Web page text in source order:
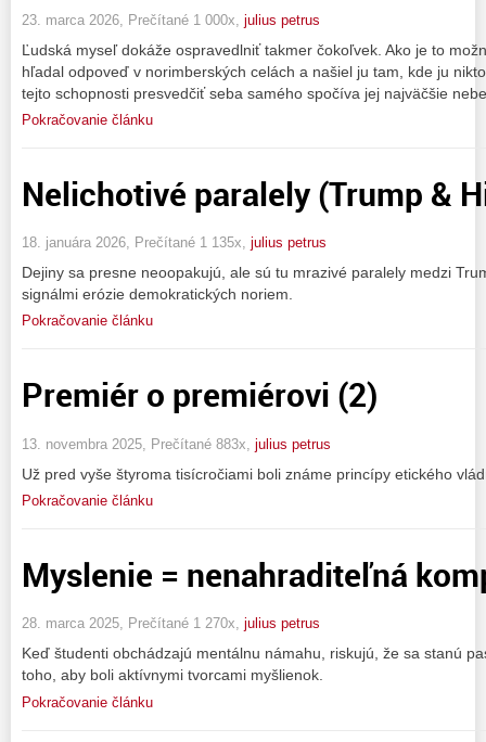
23. marca 2026, Prečítané 1 000x, julius petrus
Ľudská myseľ dokáže ospravedlniť takmer čokoľvek. Ako je to
hľadal odpoveď v norimberských celách a našiel ju tam, kde ju
tejto schopnosti presvedčiť seba samého spočíva jej najväčšie
Pokračovanie článku
Nelichotivé paralely (Trump &
18. januára 2026, Prečítané 1 135x, julius petrus
Dejiny sa presne neoopakujú, ale sú tu mrazivé paralely medzi
signálmi erózie demokratických noriem.
Pokračovanie článku
Premiér o premiérovi (2)
13. novembra 2025, Prečítané 883x, julius petrus
Už pred vyše štyroma tisícročiami boli známe princípy etického
Pokračovanie článku
Myslenie = nenahraditeľná
28. marca 2025, Prečítané 1 270x, julius petrus
Keď študenti obchádzajú mentálnu námahu, riskujú, že sa stanú
toho, aby boli aktívnymi tvorcami myšlienok.
Pokračovanie článku